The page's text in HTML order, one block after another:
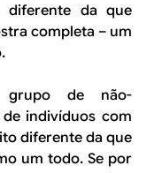
diferente da que
completa – um
grupo de não-
indivíduos com
diferente da que
um todo. Se por